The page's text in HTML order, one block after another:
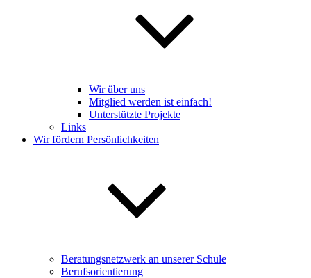
Wir über uns
Mitglied werden ist einfach!
Unterstützte Projekte
Links
Wir fördern Persönlichkeiten
Beratungsnetzwerk an unserer Schule
Berufsorientierung